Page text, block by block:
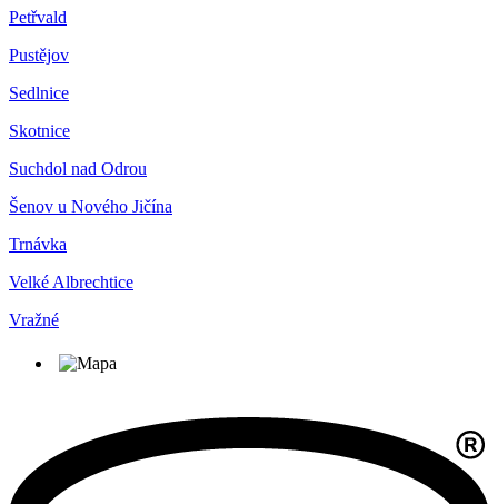
Petřvald
Pustějov
Sedlnice
Skotnice
Suchdol nad Odrou
Šenov u Nového Jičína
Trnávka
Velké Albrechtice
Vražné